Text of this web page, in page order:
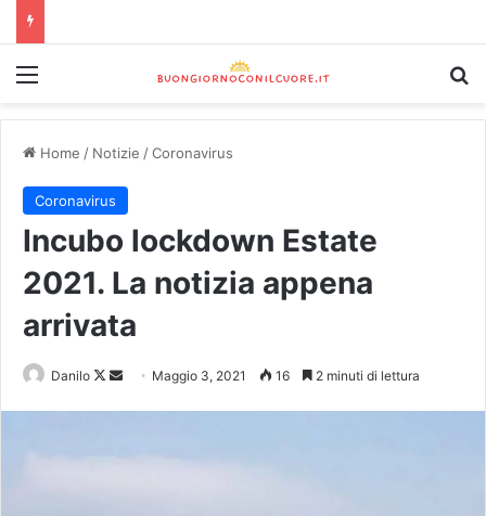
Home / Notizie /Coronavirus
Coronavirus
Incubo lockdown Estate
2021. La notizia appena
arrivata
Danilo Maggio 3, 2021 16 2 minuti di lettura